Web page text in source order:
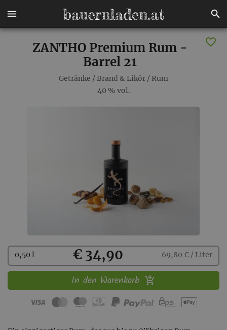
ZANTHO Premium Rum -
Barrel 21
Getränke / Brand & Likör / Rum
40 % vol.
Kaufen
0,50 l € 34,90 69,80 € / Liter
In den Warenkorb